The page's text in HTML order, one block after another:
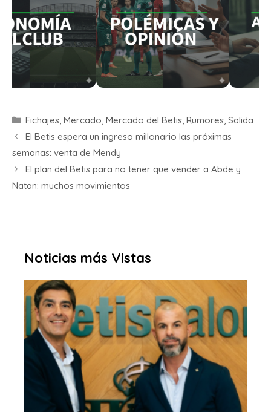
Fichajes, Mercado, Mercado del Betis, Rumores, Salida
El Betis espera un ingreso millonario las próximas
semanas: venta de Mendy
El plan del Betis para no tener que vender a Abde y
Natan: muchos movimientos
Noticias más Vistas